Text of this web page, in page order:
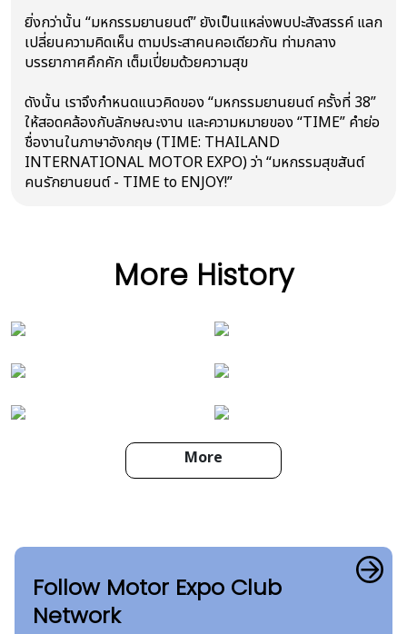
ยิ่งกว่านั้น “มหกรรมยานยนต์” ยังเป็นแหล่งพบปะสังสรรค์ แลก
เปลี่ยนความคิดเห็น ตามประสาคนคอเดียวกัน ท่ามกลาง
บรรยากาศคึกคัก เต็มเปี่ยมด้วยความสุข
ดังนั้น เราจึงกำหนดแนวคิดของ “มหกรรมยานยนต์ ครั้งที่ 38”
ให้สอดคล้องกับลักษณะงาน และความหมายของ “TIME” คำย่อ
ชื่องานในภาษาอังกฤษ (TIME: THAILAND
INTERNATIONAL MOTOR EXPO) ว่า “มหกรรมสุขสันต์
คนรักยานยนต์ - TIME to ENJOY!”
More History
More
Follow Motor Expo Club
Network